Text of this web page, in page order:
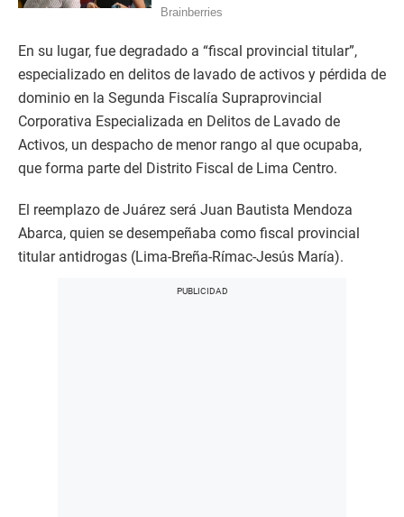
En su lugar, fue degradado a “fiscal provincial titular”,
especializado en delitos de lavado de activos y pérdida de
dominio en la Segunda Fiscalía Supraprovincial
Corporativa Especializada en Delitos de Lavado de
Activos, un despacho de menor rango al que ocupaba,
que forma parte del Distrito Fiscal de Lima Centro.
El reemplazo de Juárez será Juan Bautista Mendoza
Abarca, quien se desempeñaba como fiscal provincial
titular antidrogas (Lima-Breña-Rímac-Jesús María).